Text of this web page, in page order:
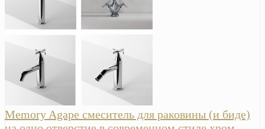
Memory Agape смеситель для раковины (и биде)